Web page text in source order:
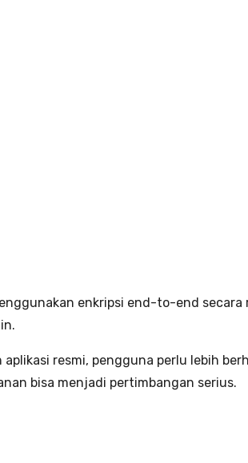
enkripsi end-to-end secara
resmi, pengguna perlu lebih
bisa menjadi pertimbangan serius.